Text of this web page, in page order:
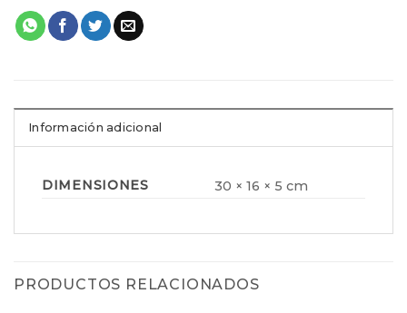
Información adicional
DIMENSIONES 30 × 16 × 5 cm
PRODUCTOS RELACIONADOS